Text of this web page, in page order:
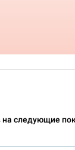
на следующие